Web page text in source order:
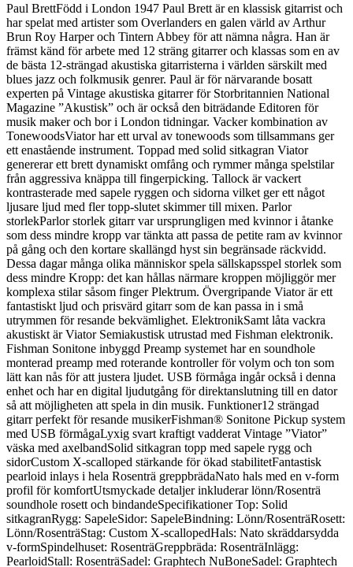
Paul BrettFödd i London 1947 Paul Brett är en klassisk gitarrist och
har spelat med artister som Overlanders en galen värld av Arthur
Brun Roy Harper och Tintern Abbey för att nämna några. Han är
främst känd för arbete med 12 sträng gitarrer och klassas som en av
de bästa 12-strängad akustiska gitarristerna i världen särskilt med
blues jazz och folkmusik genrer. Paul är för närvarande bosatt
experten på Vintage akustiska gitarrer för Storbritannien National
Magazine ”Akustisk” och är också den biträdande Editoren för
musik maker och bor i London tidningar. Vacker kombination av
TonewoodsViator har ett urval av tonewoods som tillsammans ger
ett enastående instrument. Toppad med solid sitkagran Viator
genererar ett brett dynamiskt omfång och rymmer många spelstilar
från aggressiva knäppa till fingerpicking. Tallock är vackert
kontrasterade med sapele ryggen och sidorna vilket ger ett något
ljusare ljud med fler topp-slutet skimmer till mixen. Parlor
storlekParlor storlek gitarr var ursprungligen med kvinnor i åtanke
som dess mindre kropp var tänkta att passa de petite ram av kvinnor
på gång och den kortare skallängd hyst sin begränsade räckvidd.
Dessa dagar många olika människor spela sällskapsspel storlek som
dess mindre Kropp: det kan hållas närmare kroppen möjliggör mer
komplexa stilar såsom finger Plektrum. Övergripande Viator är ett
fantastiskt ljud och prisvärd gitarr som de kan passa in i små
utrymmen för resande bekvämlighet. ElektronikSamt låta vackra
akustiskt är Viator Semiakustisk utrustad med Fishman elektronik.
Fishman Sonitone inbyggd Preamp systemet har en soundhole
monterad preamp med roterande kontroller för volym och ton som
lätt kan nås för att justera ljudet. USB förmåga ingår också i denna
enhet och har en digital ljudutgång för direktanslutning till en dator
så att möjligheten att spela in din musik. Funktioner12 strängad
gitarr perfekt för resande musikerFishman® Sonitone Pickup system
med USB förmågaLyxig svart kraftigt vadderat Vintage ”Viator”
väska med axelbandSolid sitkagran topp med sapele rygg och
sidorCustom X-scalloped stärkande för ökad stabilitetFantastisk
pearloid inlays i hela Rosenträ greppbrädaNato hals med en v-form
profil för komfortUtsmyckade detaljer inkluderar lönn/Rosenträ
soundhole rosett och bindandeSpecifikationer Top: Solid
sitkagranRygg: SapeleSidor: SapeleBindning: Lönn/RosenträRosett:
Lönn/RosenträStag: Custom X-scallopedHals: Nato skräddarsydda
v-formSpindelhuset: RosenträGreppbräda: RosenträInlägg:
PearloidStall: RosenträSadel: Graphtech NuBoneSadel: Graphtech